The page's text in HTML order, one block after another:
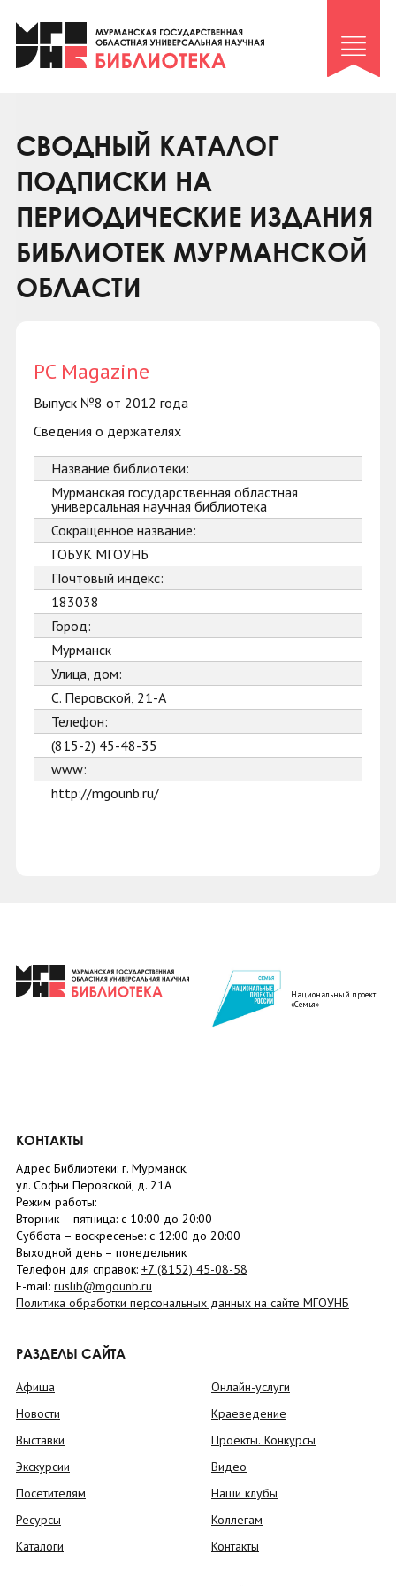
Клуб «Гиря и сельдерей»
Клуб «Семейный архив»
Коллегам
Контакты
СВОДНЫЙ КАТАЛОГ
ПОДПИСКИ НА
ПЕРИОДИЧЕСКИЕ ИЗДАНИЯ
БИБЛИОТЕК МУРМАНСКОЙ
ОБЛАСТИ
PC Magazine
Выпуск №8 от 2012 года
Сведения о держателях
Название библиотеки:
Мурманская государственная областная
универсальная научная библиотека
Сокращенное название:
ГОБУК МГОУНБ
Почтовый индекс:
183038
Город:
Мурманск
Улица, дом:
С. Перовской, 21-А
Телефон:
(815-2) 45-48-35
www:
http://mgounb.ru/
Национальный проект
«Семья»
КОНТАКТЫ
Адрес Библиотеки: г. Мурманск,
ул. Софьи Перовской, д. 21А
Режим работы:
Вторник – пятница: с 10:00 до 20:00
Суббота – воскресенье: c 12:00 до 20:00
Выходной день – понедельник
Телефон для справок: +7 (8152) 45-08-58
E-mail: ruslib@mgounb.ru
Политика обработки персональных данных на сайте МГОУНБ
РАЗДЕЛЫ САЙТА
Афиша
Новости
Выставки
Экскурсии
Посетителям
Ресурсы
Каталоги
Онлайн-услуги
Краеведение
Проекты. Конкурсы
Видео
Наши клубы
Коллегам
Контакты